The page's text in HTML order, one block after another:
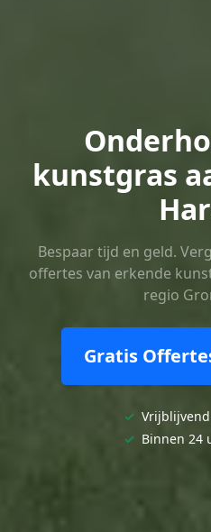
kunstgras
Bespaar tijd en geld.
offertes van erkende
regio
Gratis
✓
✓ Binnen 24